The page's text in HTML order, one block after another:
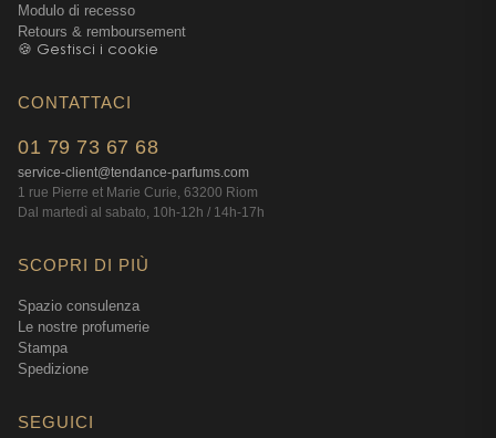
Modulo di recesso
Retours & remboursement
🍪 Gestisci i cookie
CONTATTACI
01 79 73 67 68
service-client@tendance-parfums.com
1 rue Pierre et Marie Curie, 63200 Riom
Dal martedì al sabato, 10h-12h / 14h-17h
SCOPRI DI PIÙ
Spazio consulenza
Le nostre profumerie
Stampa
Spedizione
SEGUICI